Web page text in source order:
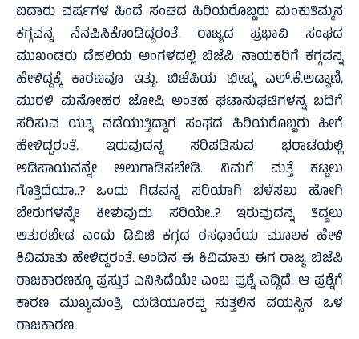
ಐದಾರು ವರ್ಷಗಳ ಹಿಂದೆ ಸಂಘದ ಹಿರಿಯರೊಬ್ಬರು ಮಂಕುತಿಮ್ಮನ
ಕಗ್ಗವನ್ನ ನೆನಪಿಸಿಕೊಂಡಿದ್ದರಂತೆ. ರಾಜ್ಯದ ಪ್ರಭಾವಿ ಸಂಘದ
ಮುಖಂಡರು ದೆಹಲಿಯ ಅಂಗಳದಲ್ಲಿ ಬಿಜೆಪಿ ನಾಯಕರಿಗೆ ಕಗ್ಗವನ್ನ
ಹೇಳಿದ್ದಕ್ಕೆ ಕಾರಣವೂ ಇತ್ತು. ಬಿಜೆಪಿಯ ಭೀಷ್ಮ ಎಲ್.ಕೆ.ಅಡ್ವಾಣಿ,
ಮುರಳಿ ಮನೋಹರ ಜೋಷಿ ಅಂತಹ ಘಟಾನುಘಟಿಗಳನ್ನ ಬದಿಗೆ
ಸರಿಸುವ ಯತ್ನ ನಡೆಯುತ್ತಿದ್ದಾಗ ಸಂಘದ ಹಿರಿಯರೊಬ್ಬರು ಹೀಗೆ
ಹೇಳಿದ್ದರಂತೆ. ಇರುವುದನ್ನ ಸರಿಪಡಿಸುವ ಭರಾಟೆಯಲ್ಲಿ
ಅಡಿಪಾಯವನ್ನೇ ಅಲುಗಾಡಿಸಬೇಡಿ. ನಿಮಗೆ ಮತ್ತೆ ಕಟ್ಟಲು
ಗೊತ್ತಿದೆಯಾ..? ಒಂದು ಗಿಡವನ್ನ ಸರಿಯಾಗಿ ಬೆಳೆಸಲು ಹೋಗಿ
ಬೇರುಗಳನ್ನೇ ಕೀಳುವುದು ಸರಿಯೇ..? ಇರುವುದನ್ನ ತಿದ್ದಲು
ಆತುರಬೇಡ ಎಂದು ಡಿವಿಜಿ ಕಗ್ಗದ ರಸಧಾರೆಯ ಮೂಲಕ ಹೇಳಿ
ಕಿವಿಮಾತು ಹೇಳಿದ್ದರಂತೆ. ಅಂದಿನ ಈ ಕಿವಿಮಾತು ಈಗ ರಾಜ್ಯ ಬಿಜೆಪಿ
ರಾಜಕಾರಣಕ್ಕೂ ಪ್ರಸ್ತುತ ಎನಿಸಿದೆಯೇ ಎಂಬ ಪ್ರಶ್ನೆ ಎದ್ದಿದೆ. ಆ ಪ್ರಶ್ನೆಗೆ
ಕಾರಣ ಮುಖ್ಯಮಂತ್ರಿ ಯಡಿಯೂರಪ್ಪ ಸುತ್ತಲಿನ ವಯಸ್ಸಿನ ಒಳ
ರಾಜಕಾರಣ.